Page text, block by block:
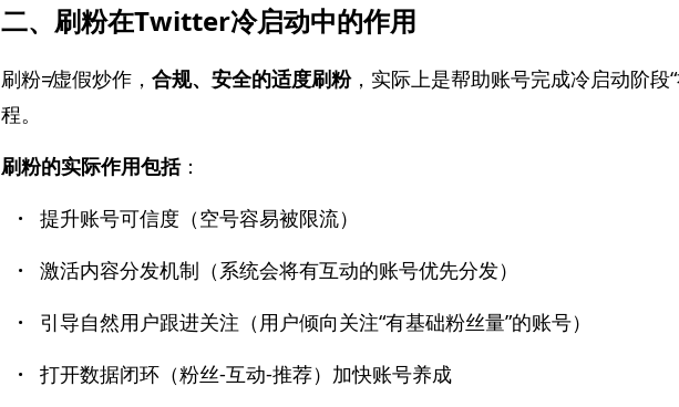
二、刷粉在Twitter冷启动中的作用
刷粉≠虚假炒作， 合规、安全的适度刷粉，实际上是帮助账号完成冷启动阶段
程。
刷粉的实际作用包括：
· 提升账号可信度（空号容易被限流）
·
激活内容分发机制（系统会将有互动的账号优先分发）
· 引导自然用户跟进关注（用户倾向关注“有基础粉丝量”的账号）
·
打开数据闭环（粉丝-互动-推荐）加快账号养成